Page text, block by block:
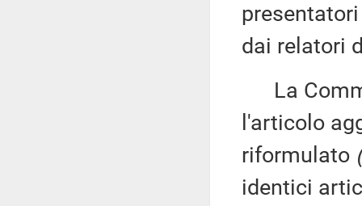
dai relatori
La
l'articolo
riformulato
identici